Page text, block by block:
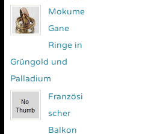
Mokume
Gane
Ringe in
Grüngold und
Palladium
Französi
scher
Balkon